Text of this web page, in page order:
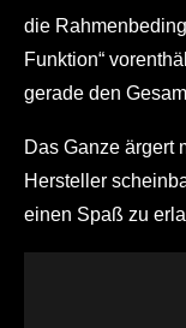
die
Funktion“
gerade den
Das Ganze ärgert
Hersteller
einen Spaß zu